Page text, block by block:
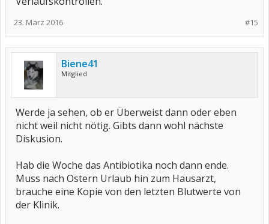
#15
23. März 2016
Biene41
Mitglied
Werde ja sehen, ob er Überweist dann oder eben
nicht weil nicht nötig. Gibts dann wohl nächste
Diskusion.
Hab die Woche das Antibiotika noch dann ende.
Muss nach Ostern Urlaub hin zum Hausarzt,
brauche eine Kopie von den letzten Blutwerte von
der Klinik.